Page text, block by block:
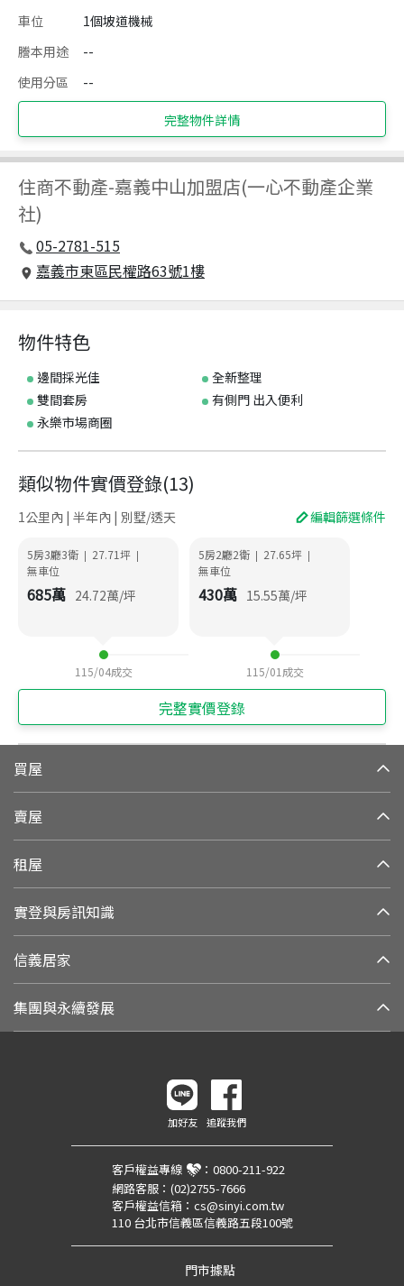
車位
1個坡道機械
謄本用途
--
使用分區
--
完整物件詳情
住商不動產-嘉義中山加盟店(一心不動產企業
社)
05-2781-515
嘉義市東區民權路63號1樓
物件特色
邊間採光佳
全新整理
雙間套房
有側門 出入便利
永樂市場商圈
類似物件實價登錄(13)
1公里內 | 半年內 | 別墅/透天 編輯篩選條件
5房3廳3衛 | 27.71坪 |
無車位
685萬 24.72萬/坪
115/04成交
5房2廳2衛 | 27.65坪 |
無車位
430萬 15.55萬/坪
115/01 成交
完整實價登錄
買屋
賣屋
租屋
實登與房訊知識
信義居家
集團與永續發展
加好友 追蹤我們
客戶權益專線 ： 0800-211-922
網路客服： (02)2755-7666
客戶權益信箱： cs@sinyi.com.tw
110 台北市信義區信義路五段100號
門市據點